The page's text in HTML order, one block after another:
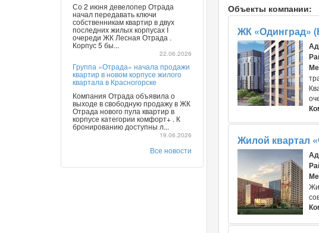
Со 2 июня девелопер Отрада
начал передавать ключи
собственникам квартир в двух
последних жилых корпусах I
очереди ЖК Лесная Отрада .
Корпус 5 бы...
22.06.2026
Группа «Отрада» начала продажи
квартир в новом корпусе жилого
квартала в Красногорске
Компания Отрада объявила о
выходе в свободную продажу в ЖК
Отрада нового пула квартир в
корпусе категории комфорт+ . К
бронированию доступны л...
19.06.2026
Все новости
Объекты компании:
ЖК «Одинград»
Жилой квартал